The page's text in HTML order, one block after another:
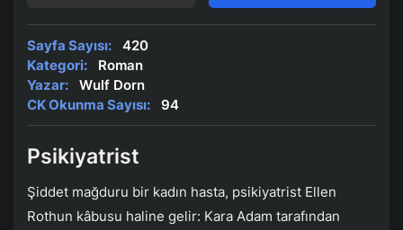
Sayfa Sayısı:
420
Kategori:
Roman
Yazar:
Wulf Dorn
CK Okunma Sayısı:
94
Psikiyatrist
Şiddet mağduru bir kadın hasta, psikiyatrist Ellen
Rothun kâbusu haline gelir: Kara Adam tarafından